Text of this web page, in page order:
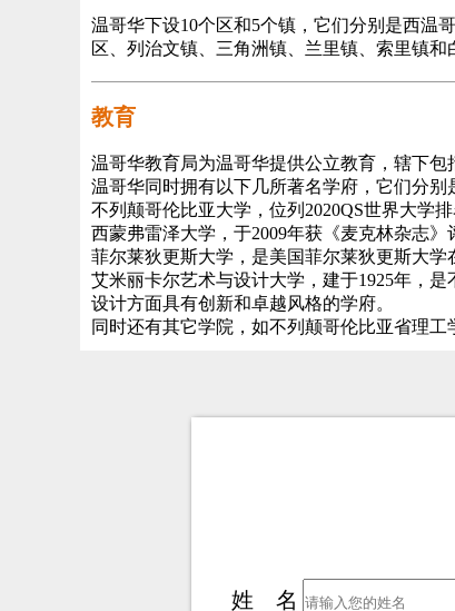
温哥华下设10个区和5个镇，它们分别是西温
区、列治文镇、三角洲镇、兰里镇、索里镇和
教育
温哥华教育局为温哥华提供公立教育，辖下包
温哥华同时拥有以下几所著名学府，它们分别
不列颠哥伦比亚大学，位列2020QS世界大学
西蒙弗雷泽大学，于2009年获《麦克林杂志》
菲尔莱狄更斯大学，是美国菲尔莱狄更斯大学
艾米丽卡尔艺术与设计大学，建于1925年，
设计方面具有创新和卓越风格的学府。
同时还有其它学院，如不列颠哥伦比亚省理
姓 名